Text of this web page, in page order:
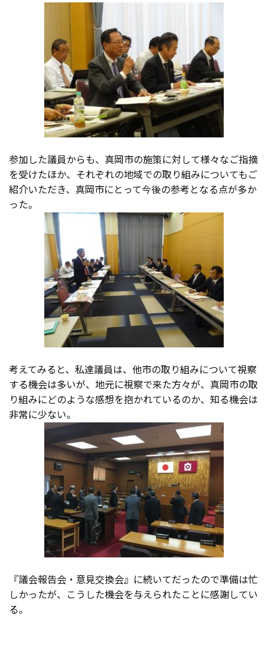
参加した議員からも、真岡市の施策に対して様々なご指摘
を受けたほか、それぞれの地域での取り組みについてもご
紹介いただき、真岡市にとって今後の参考となる点が多か
った。
考えてみると、私達議員は、他市の取り組みについて視察
する機会は多いが、地元に視察で来た方々が、真岡市の取
り組みにどのような感想を抱かれているのか、知る機会は
非常に少ない。
『議会報告会・意見交換会』に続いてだったので準備は忙
しかったが、こうした機会を与えられたことに感謝してい
る。